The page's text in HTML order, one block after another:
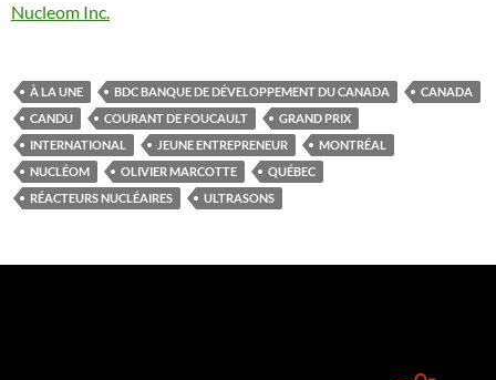
Nucleom Inc.
À LA UNE BDC BANQUE DE DÉVELOPPEMENT DU CANADA
CANADA
CANDU
COURANT DE FOUCAULT
GRAND PRIX
INTERNATIONAL
JEUNE ENTREPRENEUR
MONTRÉAL
NUCLÉOM
OLIVIER MARCOTTE
QUÉBEC
RÉACTEURS NUCLÉAIRES
ULTRASONS